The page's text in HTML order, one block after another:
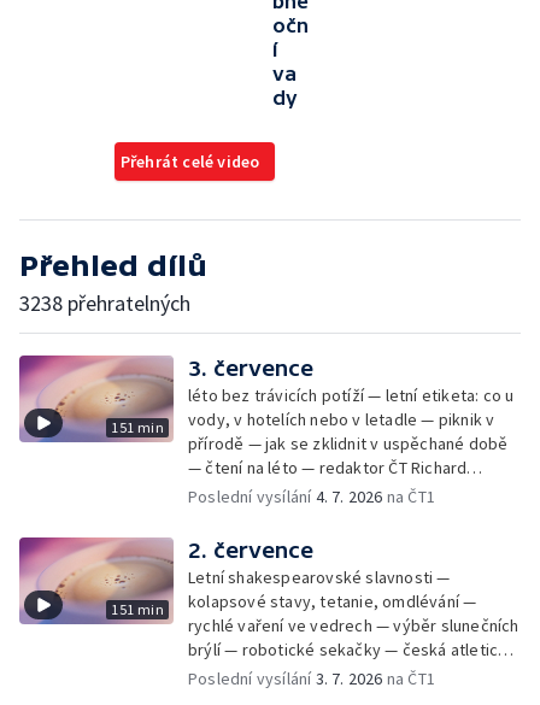
očn
í
va
dy
Přehrát celé video
Přehled dílů
3238 přehratelných
151 min
3. července
léto bez trávicích potíží — letní etiketa: co u
vody, v hotelích nebo v letadle — piknik v
přírodě — jak se zklidnit v uspěchané době
— čtení na léto — redaktor ČT Richard
Samko
Poslední vysílání4. 7. 2026 na ČT1
151 min
2. července
Letní shakespearovské slavnosti —
kolapsové stavy, tetanie, omdlévání —
rychlé vaření ve vedrech — výběr slunečních
brýlí — robotické sekačky — česká atletická
rekordmanka — psí seriál: výmarský
Poslední vysílání3. 7. 2026 na ČT1